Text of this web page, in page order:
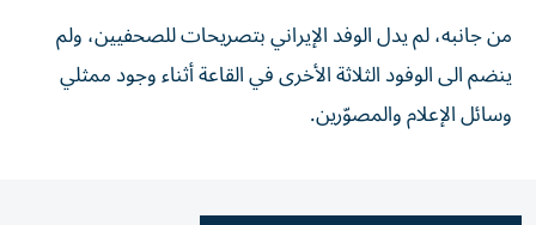
من جانبه، لم يدل الوفد الإيراني بتصريحات للصحفيين، ولم
ينضم الى الوفود الثلاثة الأخرى في القاعة أثناء وجود ممثلي
وسائل الإعلام والمصوّرين.